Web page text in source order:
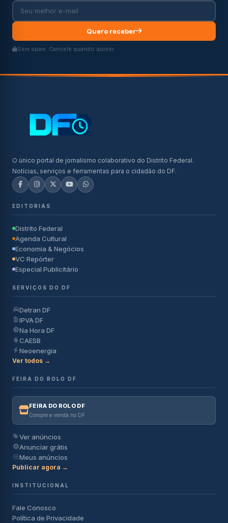
Quero receber
Sem spam. Cancele quando quiser.
O único portal de jornalismo colaborativo do Distrito Federal.
Notícias, serviços e ferramentas para o cidadão do DF.
EDITORIAS
Distrito Federal
Agenda Cultural
Economia & Negócios
VC Repórter
Especial Publicitário
SERVIÇOS DO DF
Detran DF
IPVA DF
Na Hora DF
CAESB
Neoenergia
Ver todos →
FEIRA DO ROLO DF
FEIRA DO ROLO DF
Compre e venda no DF
Ver anúncios
Anunciar grátis
Meus anúncios
Publicar agora →
INSTITUCIONAL
Fale Conosco
Política de Privacidade